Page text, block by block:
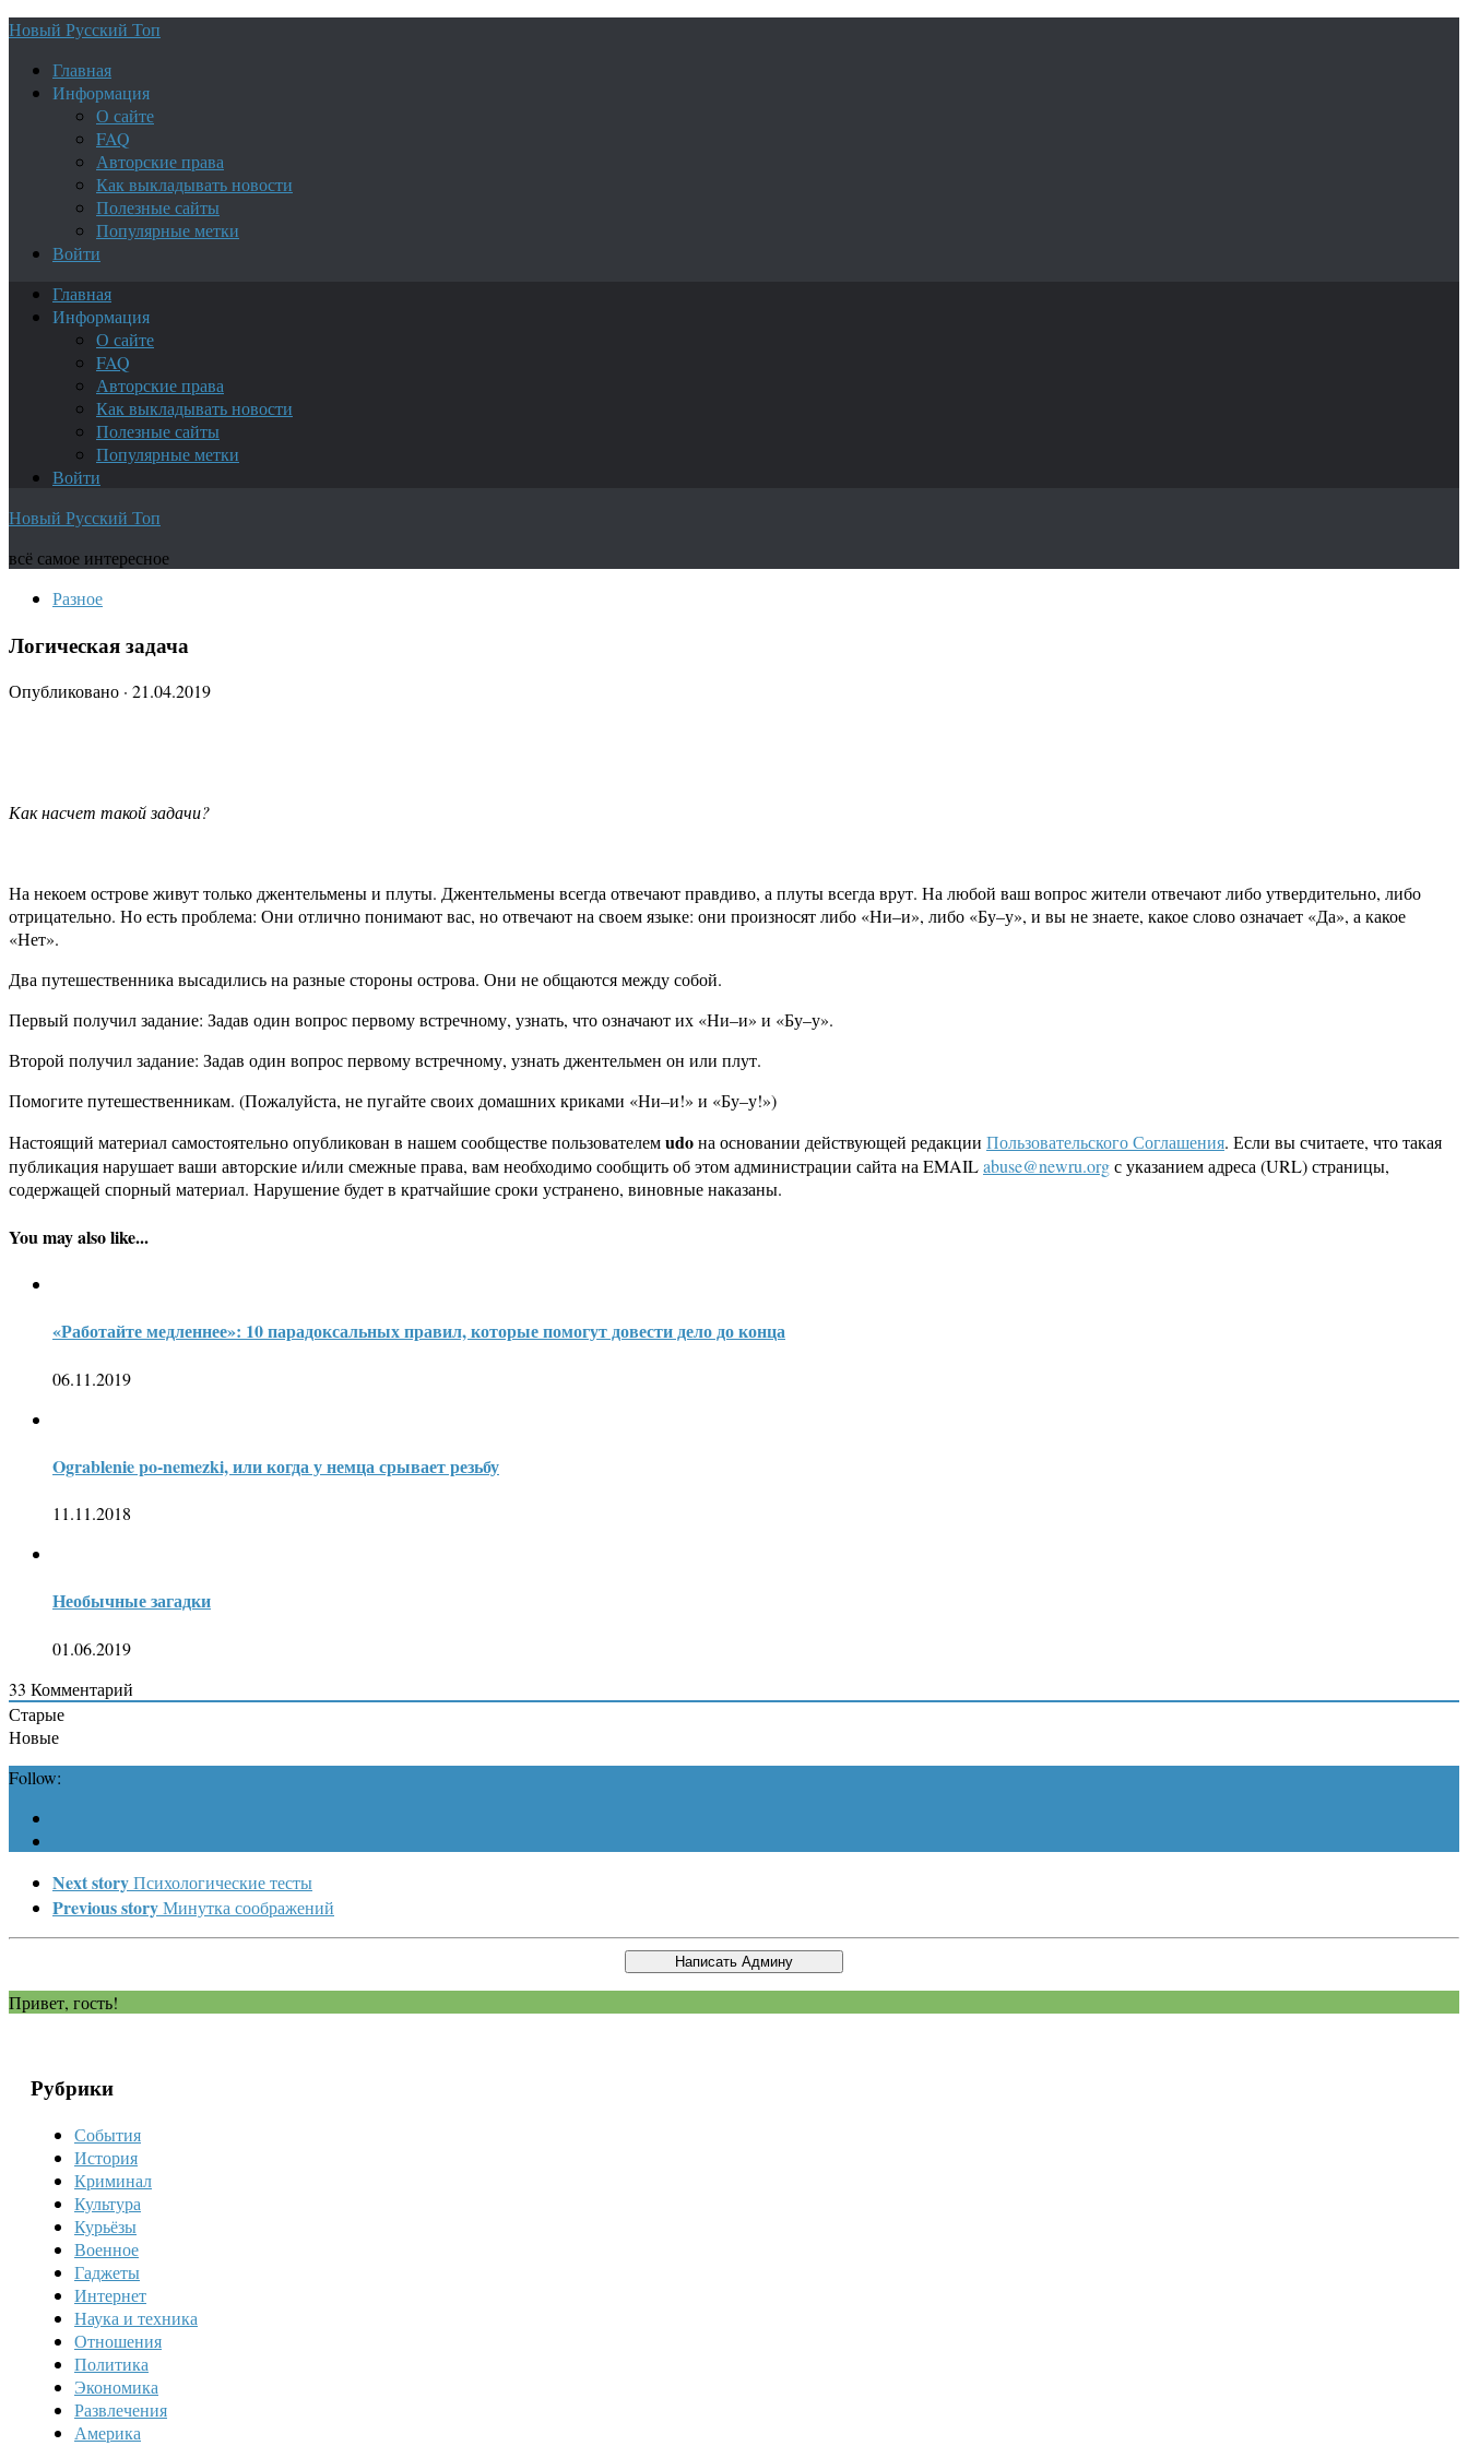
Новый Русский Топ
Главная
Информация
О сайте
FAQ
Авторские права
Как выкладывать новости
Полезные сайты
Популярные метки
Войти
Главная
Информация
О сайте
FAQ
Авторские права
Как выкладывать новости
Полезные сайты
Популярные метки
Войти
Новый Русский Топ
всё самое интересное
Разное
Логическая задача
Опубликовано · 21.04.2019
Как насчет такой задачи?
На некоем острове живут только джентельмены и плуты. Джентельмены всегда отвечают правдиво, а плуты всегда врут. На любой ваш вопрос жители отвечают либо утвердительно, либо
отрицательно. Но есть проблема: Они отлично понимают вас, но отвечают на своем языке: они произносят либо «Ни–и», либо «Бу–у», и вы не знаете, какое слово означает «Да», а какое
«Нет».
Два путешественника высадились на разные стороны острова. Они не общаются между собой.
Первый получил задание: Задав один вопрос первому встречному, узнать, что означают их «Ни–и» и «Бу–у».
Второй получил задание: Задав один вопрос первому встречному, узнать джентельмен он или плут.
Помогите путешественникам. (Пожалуйста, не пугайте своих домашних криками «Ни–и!» и «Бу–у!»)
Настоящий материал самостоятельно опубликован в нашем сообществе пользователемudoна основании действующей редакции Пользовательского Соглашения. Если вы считаете, что такая
публикация нарушает ваши авторские и/или смежные права, вам необходимо сообщить об этом администрации сайта на EMAILabuse@newru.orgс указанием адреса (URL) страницы,
содержащей спорный материал. Нарушение будет в кратчайшие сроки устранено, виновные наказаны.
You may also like...
«Работайте медленнее»: 10 парадоксальных правил, которые помогут довести дело до конца
06.11.2019
Ograblenie po-nemezki, или когда у немца срывает резьбу
11.11.2018
Необычные загадки
01.06.2019
33 Комментарий
Старые
Новые
Follow:
Next storyПсихологические тесты
Previous storyМинутка соображений
Привет, гость!
Рубрики
События
История
Криминал
Культура
Курьёзы
Военное
Гаджеты
Интернет
Наука и техника
Отношения
Политика
Экономика
Развлечения
Америка